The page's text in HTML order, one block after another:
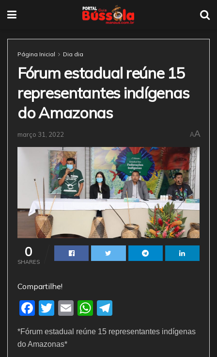
Página Inicial Dia dia
Fórum estadual reúne 15
representantes indígenas
do Amazonas
março 31, 2022 AA
0
SHARES
Compartilhe!
F
c
T
w
itt
E
m
ai
W
h
at e
*Fórum estadual reúne 15 representantes indígenas
do Amazonas*